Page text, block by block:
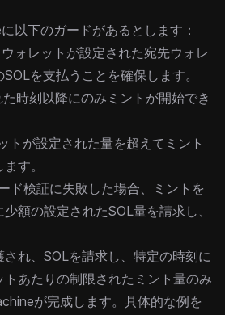
以下のガードがあるとします：
ォレットが設定された宛先ウォレ
を支払うことを確保します。
時刻以降にのみミントが開始でき
トが設定された量を超えてミント
す。
ド検証に失敗した場合、ミントを
額の設定されたSOL量を請求し、
れ、SOLを請求し、特定の時刻に
トあたりの制限されたミント量のみ
が完成します。具体的な例を